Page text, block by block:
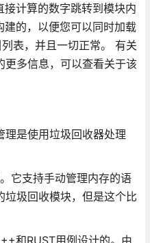
计算的数字跳转到模块内
的，以便您可以同时加载
表，并且一切正常。 有关
多信息，可以查看关于该
是使用垃圾回收器处理
它支持手动管理内存的语
垃圾回收模块，但是这个比
和RUST用例设计的。由